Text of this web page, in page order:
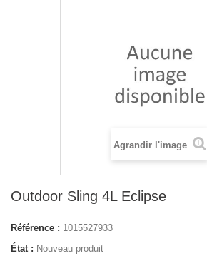
Agrandir l'image
Outdoor Sling 4L Eclipse
Référence : 1015527933
État : Nouveau produit